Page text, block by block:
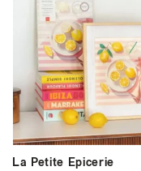
La Petite Epicerie